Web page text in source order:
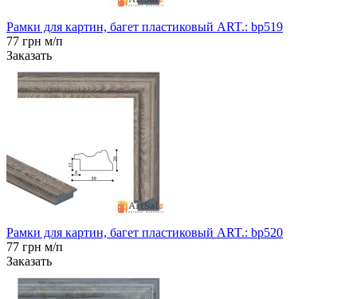
Рамки для картин, багет пластиковый ART.: bp519
77 грн м/п
Заказать
Рамки для картин, багет пластиковый ART.: bp520
77 грн м/п
Заказать